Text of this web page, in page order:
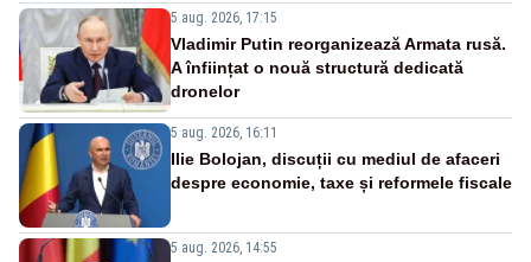
5 aug. 2026, 17:15
Vladimir Putin reorganizează Armata rusă.
A înființat o nouă structură dedicată
dronelor
5 aug. 2026, 16:11
Ilie Bolojan, discuții cu mediul de afaceri
despre economie, taxe și reformele fiscale
5 aug. 2026, 14:55